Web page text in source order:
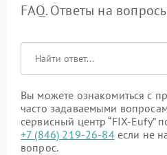
FAQ. Ответы на
Вы можете ознакомиться с
часто задаваемыми
сервисный центр “FIX-Eufy”
+7 (846) 219-26-84если не
вопрос.